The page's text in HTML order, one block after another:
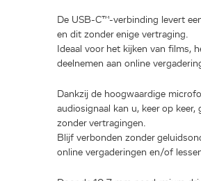
De USB-C™-verbinding levert
en dit zonder enige vertraging.
Ideaal voor het kijken van films,
deelnemen aan online
Dankzij de hoogwaardige
audiosignaal kan u, keer op
zonder vertragingen.
Blijf verbonden zonder
online vergaderingen en/of